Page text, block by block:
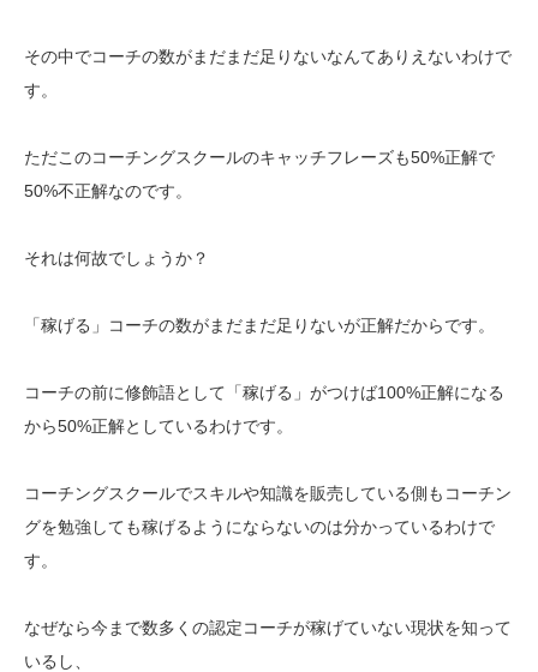
その中でコーチの数がまだまだ足りないなんてありえないわけで
す。
ただこのコーチングスクールのキャッチフレーズも50%正解で
50%不正解なのです。
それは何故でしょうか？
「稼げる」コーチの数がまだまだ足りないが正解だからです。
コーチの前に修飾語として「稼げる」がつけば100%正解になる
から50%正解としているわけです。
コーチングスクールでスキルや知識を販売している側もコーチン
グを勉強しても稼げるようにならないのは分かっているわけで
す。
なぜなら今まで数多くの認定コーチが稼げていない現状を知って
いるし、